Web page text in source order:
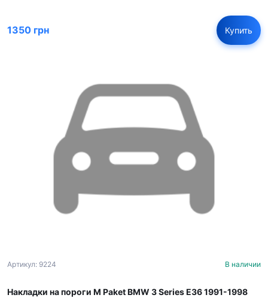
1350 грн Купить
Артикул: 9224 В наличии
Накладки на пороги M Paket BMW 3 Series E36 1991-1998